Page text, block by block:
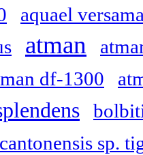
aquael
atman
df-1300
sp.